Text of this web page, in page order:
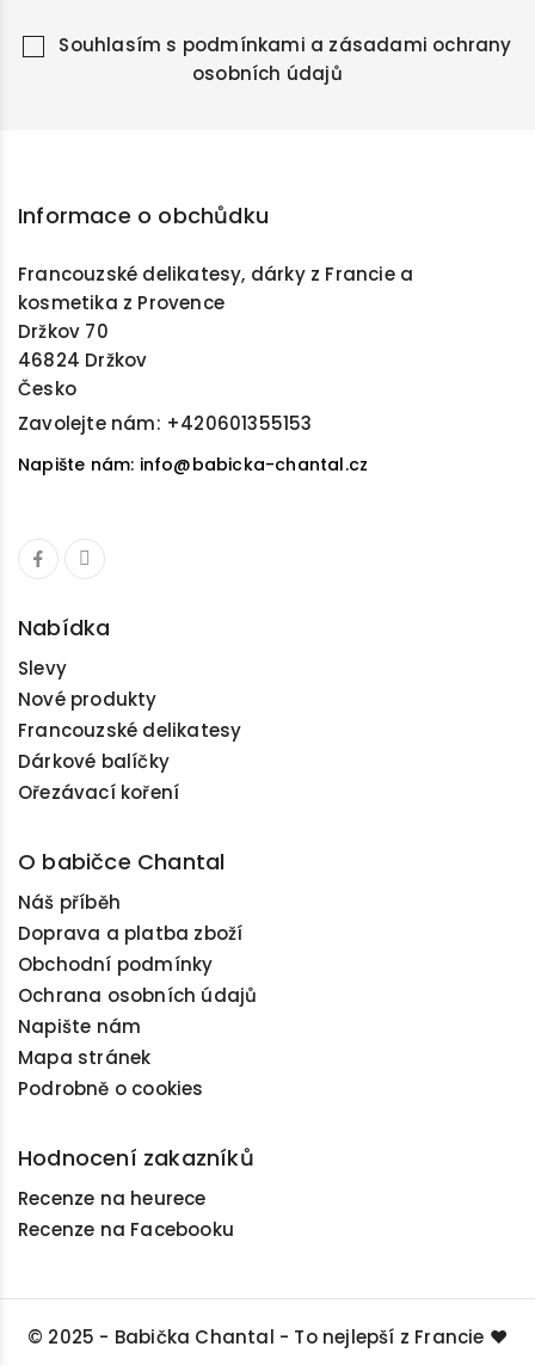
Souhlasím s podmínkami a zásadami ochrany
osobních údajů
Informace o obchůdku
Francouzské delikatesy, dárky z Francie a
kosmetika z Provence
Držkov 70
46824 Držkov
Česko
Zavolejte nám: +420601355153
Napište nám: info@babicka-chantal.cz
Nabídka
Slevy
Nové produkty
Francouzské delikatesy
Dárkové balíčky
Ořezávací koření
O babičce Chantal
Náš příběh
Doprava a platba zboží
Obchodní podmínky
Ochrana osobních údajů
Napište nám
Mapa stránek
Podrobně o cookies
Hodnocení zakazníků
Recenze na heurece
Recenze na Facebooku
© 2025 - Babička Chantal - To nejlepší z Francie ❤️